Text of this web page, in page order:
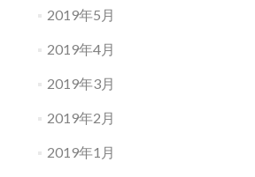
2019年5月
2019年4月
2019年3月
2019年2月
2019年1月